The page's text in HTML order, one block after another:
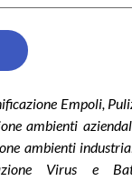
Empoli,
ambienti
ambienti
Virus e